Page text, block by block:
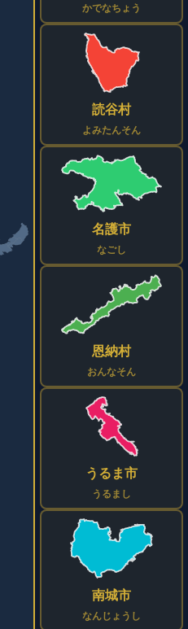
かでなちょう
読谷村
よみたんそん
名護市
なごし
恩納村
おんなそん
うるま市
うるまし
南城市
なんじょうし